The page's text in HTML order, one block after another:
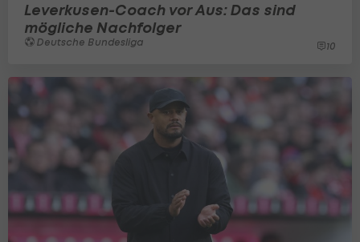
Leverkusen-Coach vor Aus: Das sind
mögliche Nachfolger
Deutsche Bundesliga 10